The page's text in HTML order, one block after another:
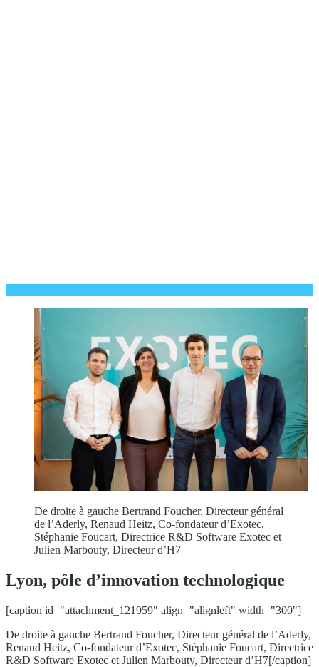
De droite à gauche Bertrand Foucher, Directeur général
de l’Aderly, Renaud Heitz, Co-fondateur d’Exotec,
Stéphanie Foucart, Directrice R&D Software Exotec et
Julien Marbouty, Directeur d’H7
Lyon, pôle d’innovation technologique
[caption id="attachment_121959" align="alignleft" width="300"]
De droite à gauche Bertrand Foucher, Directeur général de l’Aderly,
Renaud Heitz, Co-fondateur d’Exotec, Stéphanie Foucart, Directrice
R&D Software Exotec et Julien Marbouty, Directeur d’H7[/caption]